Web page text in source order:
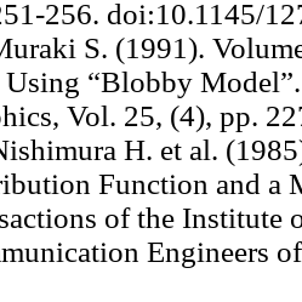
256. doi:10.1145/
S. (1991).
Using “Blobby
Vol. 25, (4), pp.
H. et al.
Function and a
of the Institute
Engineers